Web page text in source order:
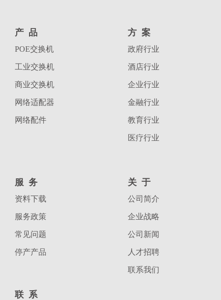
产品
POE交换机
工业交换机
商业交换机
网络适配器
网络配件
方案
政府行业
酒店行业
企业行业
金融行业
教育行业
医疗行业
服务
资料下载
服务政策
常见问题
停产产品
关于
公司简介
企业战略
公司新闻
人才招聘
联系我们
联系